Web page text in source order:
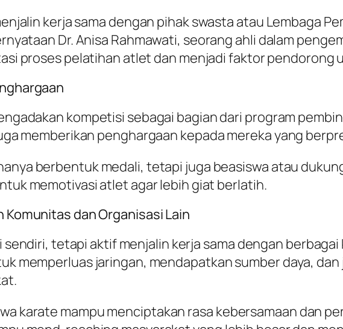
kerja sama dengan pihak swasta atau Lembaga
Dr. Anisa Rahmawati, seorang ahli dalam
proses pelatihan atlet dan menjadi faktor pendorong
kompetisi sebagai bagian dari program
memberikan penghargaan kepada mereka yang
berbentuk medali, tetapi juga beasiswa atau
memotivasi atlet agar lebih giat berlatih.
Komunitas dan Organisasi Lain
tetapi aktif menjalin kerja sama dengan
memperluas jaringan, mendapatkan sumber daya,
karate mampu menciptakan rasa kebersamaan dan